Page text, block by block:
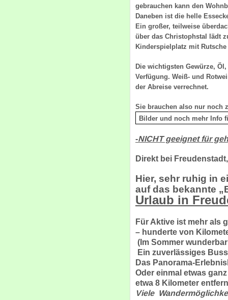
gebrauchen kann den
Daneben ist die helle
Ein großer, teilweise
über das Christophstal lädt
Die wichtigsten Gewürze,
Verfügung. Weiß- und
der Abreise verrechnet.
Sie brauchen also nur noch
Bilder und noch mehr Info
-NICHT geeignet für
Direkt bei
Hier, sehr ruhig in
auf das bekannte
Urlaub in
Für Aktive ist mehr als
– hunderte von
(Im Sommer
Ein zuverlässiges
Das Panorama-
Oder einmal etwas
etwa 8 Kilometer
Viele